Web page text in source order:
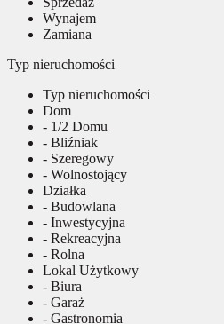
Wynajem
Zamiana
Typ nieruchomości
Typ nieruchomości
Dom
- 1/2 Domu
- Bliźniak
- Szeregowy
- Wolnostojący
Działka
- Budowlana
- Inwestycyjna
- Rekreacyjna
- Rolna
Lokal Użytkowy
- Biura
- Garaż
- Gastronomia